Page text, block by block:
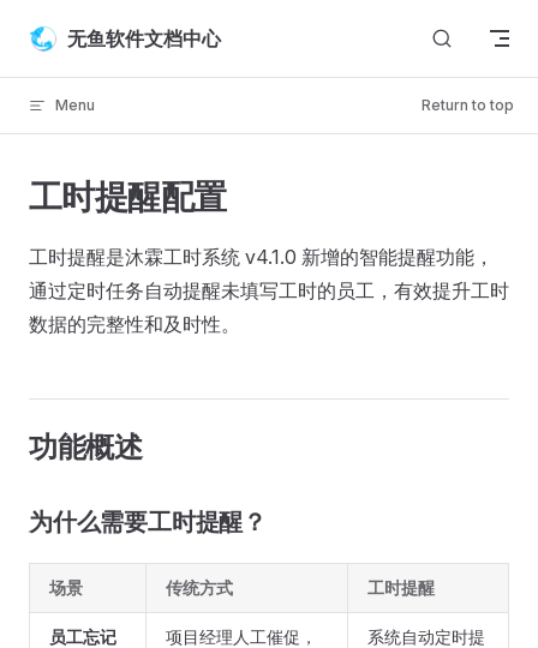
Skip to content
无鱼软件文档中心
Menu Return to top
工时提醒配置
工时提醒是沐霖工时系统 v4.1.0 新增的智能提醒功能，
通过定时任务自动提醒未填写工时的员工，有效提升工时
数据的完整性和及时性。
功能概述
为什么需要工时提醒？
场景 传统方式 工时提醒
员工忘记
项目经理人工催促，
系统自动定时提